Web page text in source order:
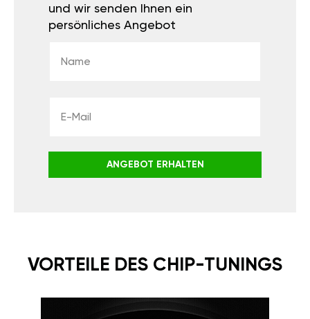
und wir senden Ihnen ein
persönliches Angebot
ANGEBOT ERHALTEN
VORTEILE DES CHIP-TUNINGS